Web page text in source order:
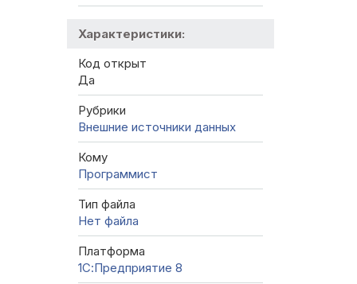
Характеристики:
Код открыт
Да
Рубрики
Внешние источники данных
Кому
Программист
Тип файла
Нет файла
Платформа
1С:Предприятие 8